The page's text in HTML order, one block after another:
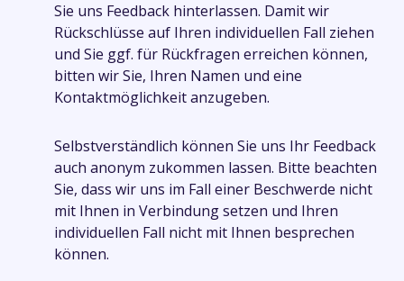
Sie uns Feedback hinterlassen. Damit wir
Rückschlüsse auf Ihren individuellen Fall ziehen
und Sie ggf. für Rückfragen erreichen können,
bitten wir Sie, Ihren Namen und eine
Kontaktmöglichkeit anzugeben.
Selbstverständlich können Sie uns Ihr Feedback
auch anonym zukommen lassen. Bitte beachten
Sie, dass wir uns im Fall einer Beschwerde nicht
mit Ihnen in Verbindung setzen und Ihren
individuellen Fall nicht mit Ihnen besprechen
können.